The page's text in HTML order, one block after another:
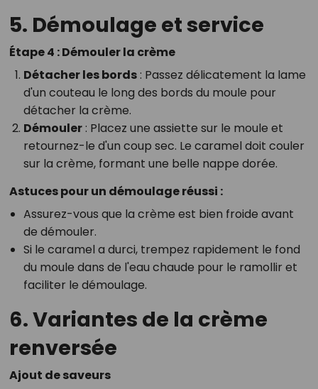
5. Démoulage et service
Étape 4 : Démouler la crème
Détacher les bords: Passez délicatement la lame
d'un couteau le long des bords du moule pour
détacher la crème.
Démouler: Placez une assiette sur le moule et
retournez-le d'un coup sec. Le caramel doit couler
sur la crème, formant une belle nappe dorée.
Astuces pour un démoulage réussi :
Assurez-vous que la crème est bien froide avant
de démouler.
Si le caramel a durci, trempez rapidement le fond
du moule dans de l'eau chaude pour le ramollir et
faciliter le démoulage.
6. Variantes de la crème
renversée
Ajout de saveurs